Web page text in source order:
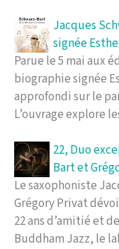
Jacques
signée
Parue le 5 mai aux
biographie signée
approfondi sur le
L’ouvrage explore
22, Duo
Bart et
Le saxophoniste
Grégory Privat
22 ans d’amitié et
Buddham Jazz, le